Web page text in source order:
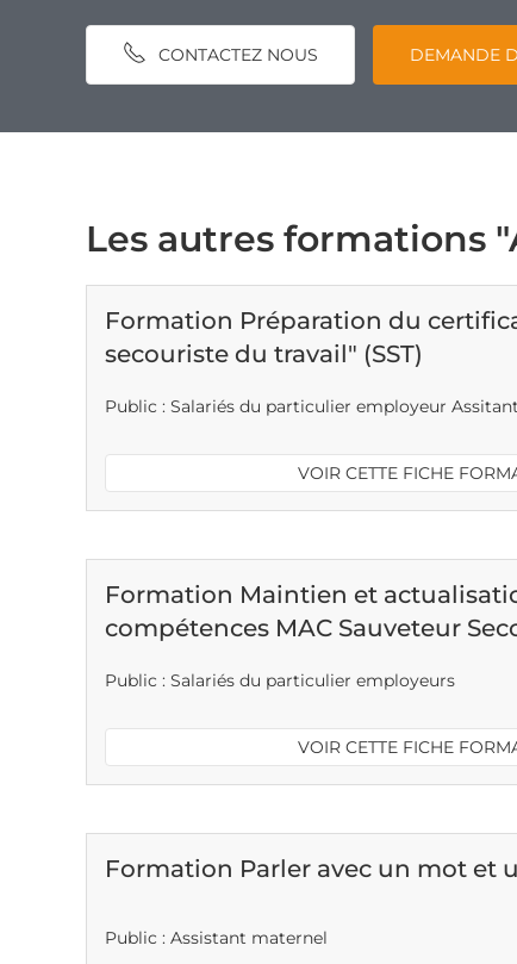
CONTACTEZ NOUS DEMANDE
Les autres formations
Formation Préparation du
secouriste du travail" (SST)
Public : Salariés du particulier employeur
VOIR CETTE FICHE
Formation Maintien et
compétences MAC Sauveteur
Public : Salariés du particulier employeurs
VOIR CETTE FICHE
Formation Parler avec un mot et
Public : Assistant maternel